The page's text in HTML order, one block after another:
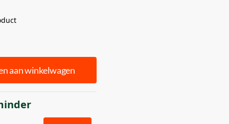
aan winkelwagen